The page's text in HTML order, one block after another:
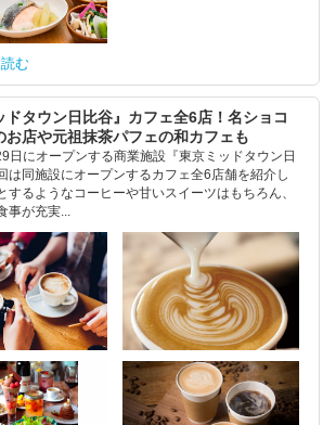
む
ドタウン日比谷』カフェ全6店！名ショコ
お店や元祖抹茶パフェの和カフェも
日にオープンする商業施設『東京ミッドタウン日
は同施設にオープンするカフェ全6店舗を紹介し
するようなコーヒーや甘いスイーツはもちろん、
事が充実...